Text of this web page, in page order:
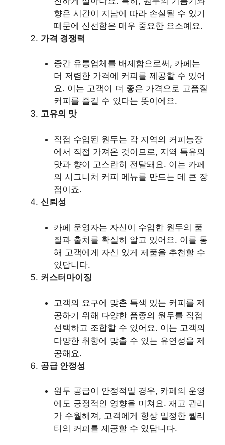
향은 시간이 지남에 따라 손실될 수 있기
때문에 신선함은 매우 중요한 요소예요.
가격 경쟁력
중간 유통업체를 배제함으로써, 카페는
더 저렴한 가격에 커피를 제공할 수 있어
요. 이는 고객이 더 좋은 가격으로 고품질
커피를 즐길 수 있다는 뜻이에요.
고유의 맛
직접 수입된 원두는 각 지역의 커피농장
에서 직접 가져온 것이므로, 지역 특유의
맛과 향이 고스란히 전달돼요. 이는 카페
의 시그니처 커피 메뉴를 만드는 데 큰 장
점이죠.
신뢰성
카페 운영자는 자신이 수입한 원두의 품
질과 출처를 확실히 알고 있어요. 이를 통
해 고객에게 자신 있게 제품을 추천할 수
있답니다.
커스터마이징
고객의 요구에 맞춘 특색 있는 커피를 제
공하기 위해 다양한 품종의 원두를 직접
선택하고 조합할 수 있어요. 이는 고객의
다양한 취향에 맞출 수 있는 유연성을 제
공해요.
공급 안정성
원두 공급이 안정적일 경우, 카페의 운영
에도 긍정적인 영향을 미쳐요. 재고 관리
가 수월해져, 고객에게 항상 일정한 퀄리
티의 커피를 제공할 수 있답니다.